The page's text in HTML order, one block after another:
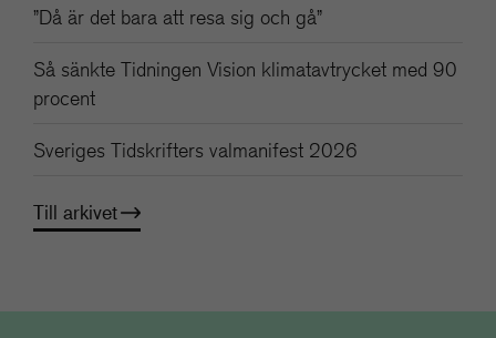
”Då är det bara att resa sig och gå”
Så sänkte Tidningen Vision klimatavtrycket med 90
procent
Sveriges Tidskrifters valmanifest 2026
Till arkivet